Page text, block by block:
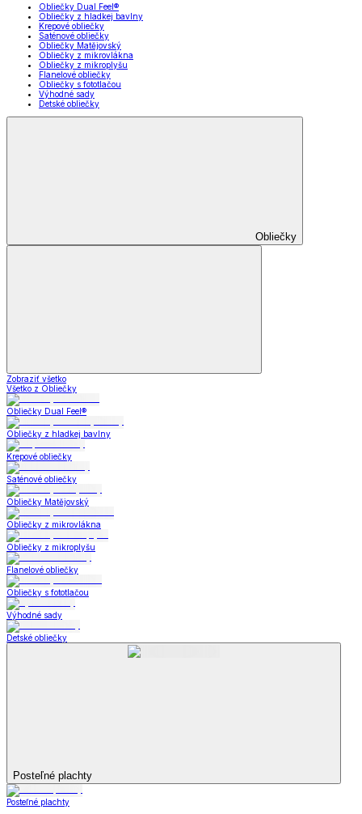
Obliečky Dual Feel®
Obliečky z hladkej bavlny
Krepové obliečky
Saténové obliečky
Obliečky Matějovský
Obliečky z mikrovlákna
Obliečky z mikroplyšu
Flanelové obliečky
Obliečky s fototlačou
Výhodné sady
Detské obliečky
Obliečky
Zobraziť všetko
Všetko z Obliečky
Obliečky Dual Feel®
Obliečky z hladkej bavlny
Krepové obliečky
Saténové obliečky
Obliečky Matějovský
Obliečky z mikrovlákna
Obliečky z mikroplyšu
Flanelové obliečky
Obliečky s fototlačou
Výhodné sady
Detské obliečky
Posteľné plachty
Posteľné plachty